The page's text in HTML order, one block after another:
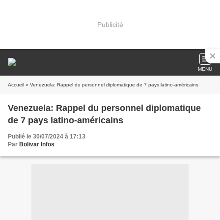
Publicité
MENU
Accueil » Venezuela: Rappel du personnel diplomatique de 7 pays latino-américains
Venezuela: Rappel du personnel diplomatique
de 7 pays latino-américains
Publié le 30/07/2024 à 17:13
Par Bolivar Infos